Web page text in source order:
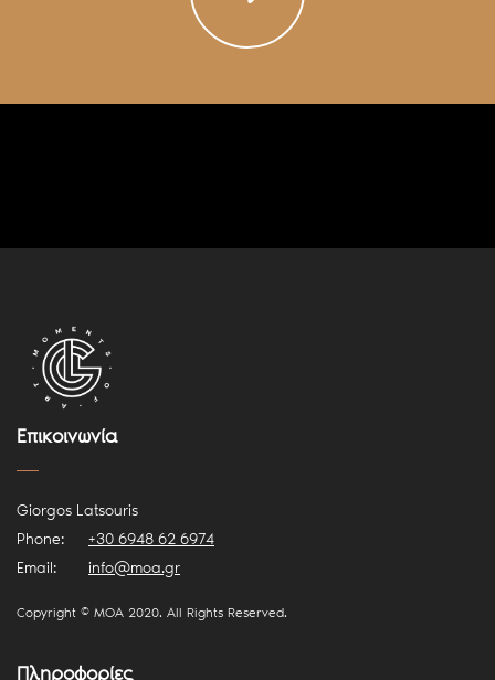
Επικοινωνία
Giorgos Latsouris
Phone:
+30 6948 62 6974
Email:
info@moa.gr
Copyright © MOA 2020. All Rights Reserved.
Πληροφορίες